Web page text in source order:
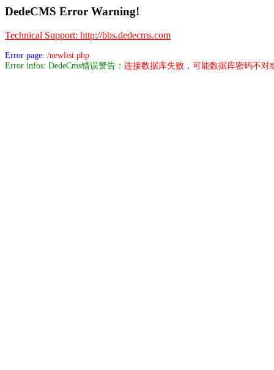
DedeCMS Error Warning!
Technical Support: http://bbs.dedecms.com
Error page: /newlist.php
Error infos: DedeCms错误警告： 连接数据库失败，可能数据库密码不对